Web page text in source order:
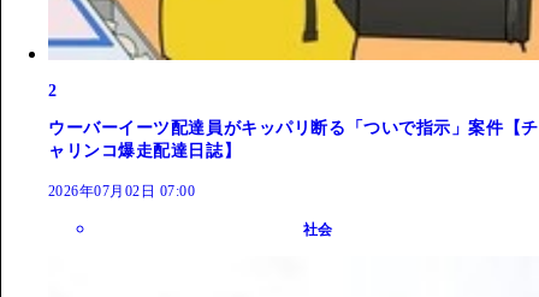
2
ウーバーイーツ配達員がキッパリ断る「ついで指示」案件【チ
ャリンコ爆走配達日誌】
2026年07月02日 07:00
社会